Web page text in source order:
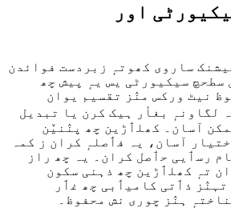
اور
ساروی کھوتہٕ زبردست فوائدن
سطحچ سیکیورٹی یس یہٕ پیش چھ
نیٹ ورکس منٛز تقسیم یوان
لگاونہٕ بغأر ہیک کرن یا تبدیل
آسان۔ کھلٲڑین چھ پنٛنیٚن
آسان، یہ فٲصلہٕ کران ز کمہ
رسٲیی حٲصل کران۔ یہ چھ راز
تہٕ کھلٲڑین چھ ذہنی سکون
ذٲتی کامیٲبی چھ غٲر
ہنٛز چوری نش محفوظ۔